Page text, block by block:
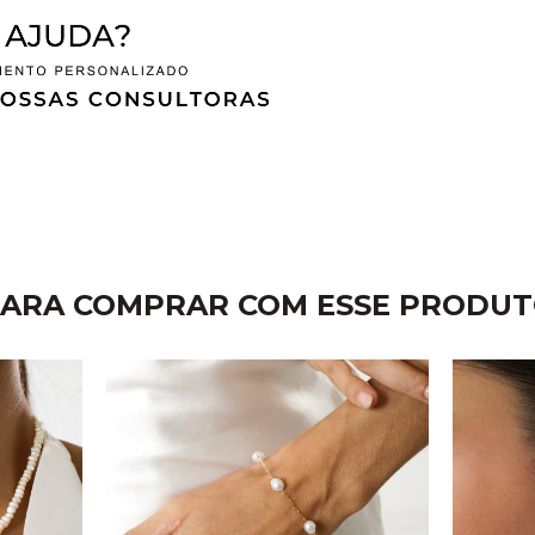
COMPRAR COM ESSE